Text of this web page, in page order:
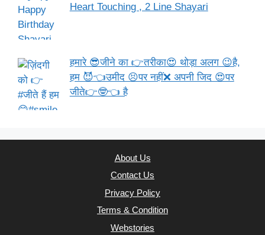
Heart Touching , 2 Line Shayari
हमारे 😎जीने का 👉तरीका😍 थोड़ा अलग 😉है,
हम 😈👈उमीद 😣पर नहीं❌ अपनी जिद 😍पर
जीते👉🤓👈 है
About Us
Contact Us
Privacy Policy
Terms & Condition
Webstories